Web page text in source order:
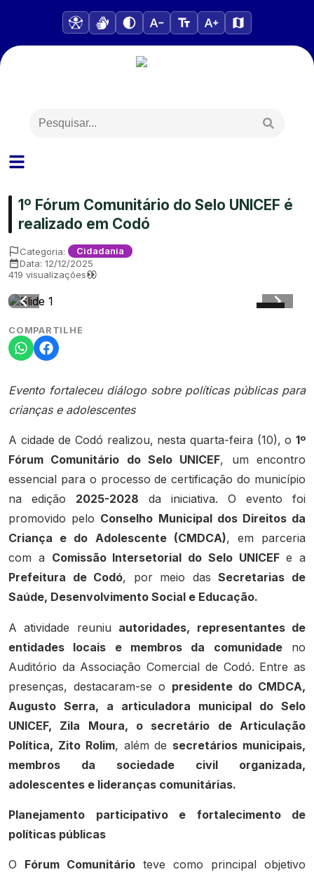
1º Fórum Comunitário do Selo UNICEF é
realizado em Codó
Categoria: Cidadania
Data: 12/12/2025
419 visualizações
COMPARTILHE
Evento fortaleceu diálogo sobre políticas públicas para
crianças e adolescentes
A cidade de Codó realizou, nesta quarta-feira (10), o 1º
Fórum Comunitário do Selo UNICEF, um encontro
essencial para o processo de certificação do município
na edição 2025-2028 da iniciativa. O evento foi
promovido pelo Conselho Municipal dos Direitos da
Criança e do Adolescente (CMDCA), em parceria
com a Comissão Intersetorial do Selo UNICEFe a
Prefeitura de Codó, por meio dasSecretarias de
Saúde, Desenvolvimento Social e Educação.
A atividade reuniu autoridades, representantes de
entidades locais e membros da comunidadeno
Auditório da Associação Comercial de Codó. Entre as
presenças, destacaram-se o presidente do CMDCA,
Augusto Serra, a articuladora municipal do Selo
UNICEF, Zila Moura, o secretário de Articulação
Política, Zito Rolim, além de secretários municipais,
membros da sociedade civil organizada,
adolescentes e lideranças comunitárias.
Planejamento participativo e fortalecimento de
políticas públicas
O Fórum Comunitário teve como principal objetivo